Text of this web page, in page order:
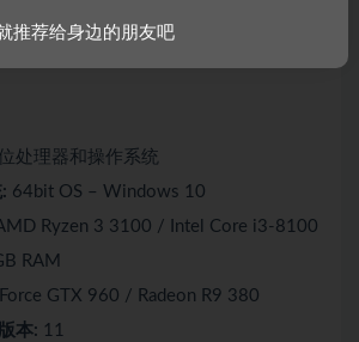
处理器和操作系统
64bit OS – Windows 10
Ryzen 3 3100 / Intel Core i3-8100
RAM
GTX 960 / Radeon R9 380
本: 11
推荐给身边的朋友吧